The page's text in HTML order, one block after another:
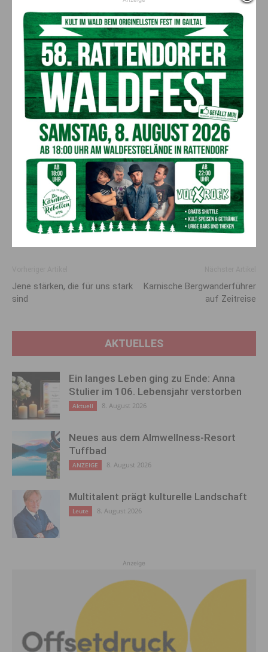
Beitrag zur verstärkten Nutzung des Öffentlichen Verkehrs
können Unternehmen, aber auch Tourismusregionen und
Freizeiteinrichtungen mit Mobilitätsmanagement leisten. Die
Gemeinden sind wiederum gefordert, ihre Ortskerne zu
stärken und die Zersiedelung zu stoppen. Zersiedelung treibt
die Kosten für den Öffentlichen Verkehr in die Höhe.
E-Bikes als Ersatz für kurze
Autofahren
Da auch in den Regionen viele Alltagswege kürzer als zehn
Kilometer sind, ist der Ausbau der Radwege zentral, um die
Autoabhängigkeit zu reduzieren. Insbesondere die stark
steigende Anzahl der Elektro-Fahrräder können viele
Autofahrten ersetzen, vorausgesetzt es gibt eine sichere Rad-
Infrastruktur.
Jene stärken, die für uns stark
sind
Karnische Bergwanderführer
auf Zeitreise
AKTUELLES
Ein langes Leben ging zu Ende: Anna
Stulier im 106. Lebensjahr verstorben
Aktuell 8. August 2026
Neues aus dem Almwellness-Resort
Tuffbad
ANZEIGE 8. August 2026
Multitalent prägt kulturelle Landschaft
Leute 8. August 2026
Anzeige